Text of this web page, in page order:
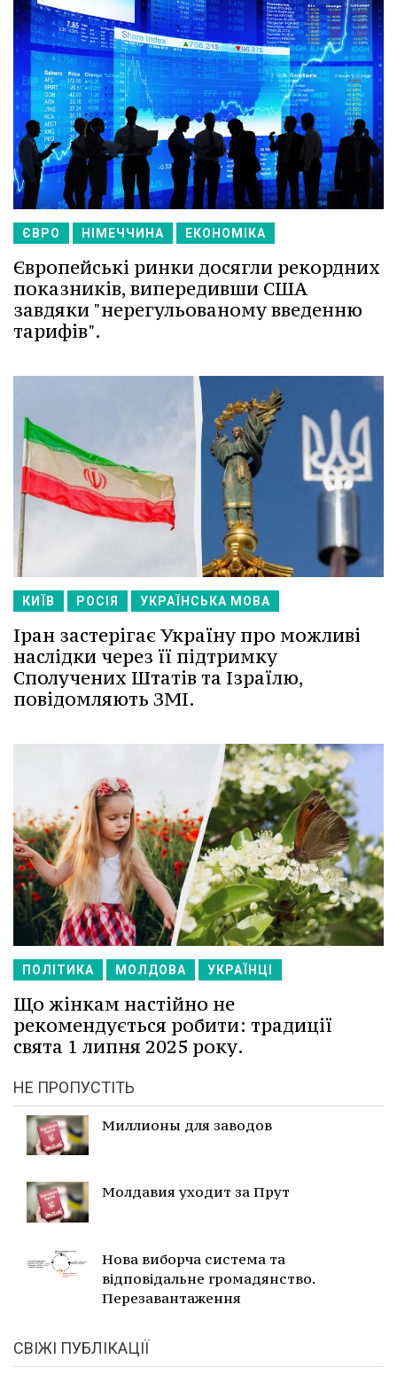
ЄВРО НІМЕЧЧИНА ЕКОНОМІКА
Європейські ринки досягли рекордних
показників, випередивши США
завдяки "нерегульованому введенню
тарифів".
КИЇВ РОСІЯ УКРАЇНСЬКА МОВА
Іран застерігає Україну про можливі
наслідки через її підтримку
Сполучених Штатів та Ізраїлю,
повідомляють ЗМІ.
ПОЛІТИКА МОЛДОВА УКРАЇНЦІ
Що жінкам настійно не
рекомендується робити: традиції
свята 1 липня 2025 року.
НЕ ПРОПУСТІТЬ
Миллионы для заводов
Молдавия уходит за Прут
Нова виборча система та
відповідальне громадянство.
Перезавантаження
СВІЖІ ПУБЛІКАЦІЇ